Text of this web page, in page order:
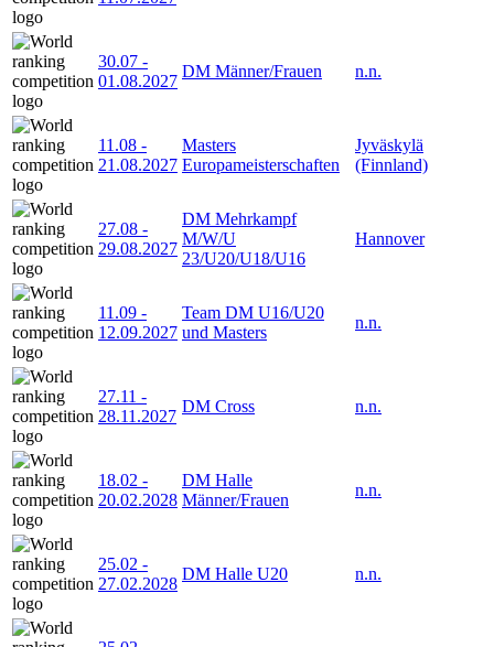
30.07 -
01.08.2027
DM Männer/Frauen n.n.
11.08 -
21.08.2027
Masters
Europameisterschaften
Jyväskylä
(Finnland)
27.08 -
29.08.2027
DM Mehrkampf
M/W/U
23/U20/U18/U16
Hannover
11.09 -
12.09.2027
Team DM U16/U20
und Masters
n.n.
27.11 -
28.11.2027
DM Cross n.n.
18.02 -
20.02.2028
DM Halle
Männer/Frauen
n.n.
25.02 -
27.02.2028
DM Halle U20 n.n.